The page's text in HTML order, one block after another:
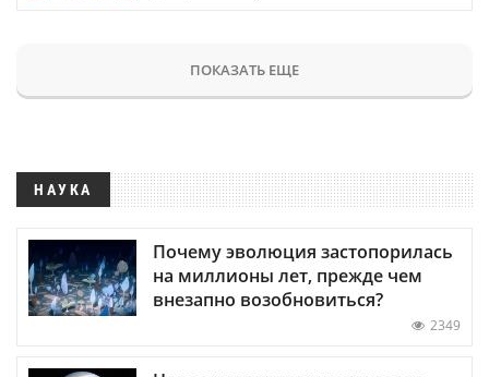
ПОКАЗАТЬ ЕЩЕ
НАУКА
Почему эволюция застопорилась
на миллионы лет, прежде чем
внезапно возобновиться?
2349